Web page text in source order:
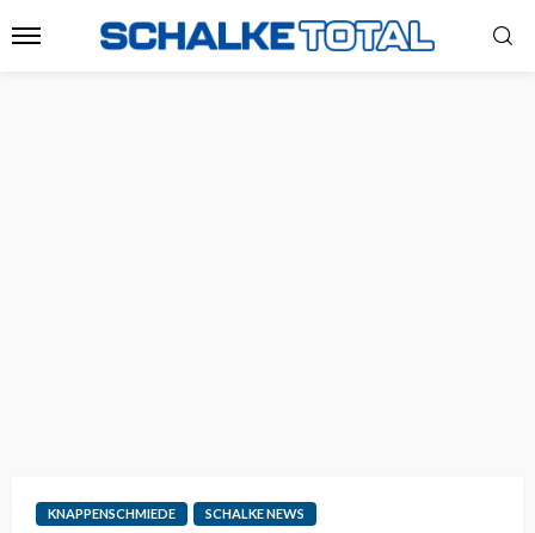
KNAPPENSCHMIEDE SCHALKE NEWS